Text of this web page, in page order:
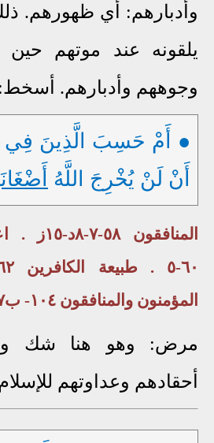
وأدبارهم: أي ظهورهم.
يلقونه عند موتهم حين
وجوههم وأدبارهم.
● أَمْ حَسِبَ الَّذِينَ فِي
أَنْ لَنْ يُخْرِجَ اللَّهُ
المنافقون
المؤمنون والمنافقون ١٠٤- ب٧
مرض: وهو هنا شك
أحقادهم وعداوتهم